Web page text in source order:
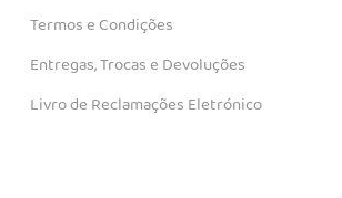
Termos e Condições
Entregas, Trocas e Devoluções
Livro de Reclamações Eletrónico